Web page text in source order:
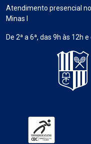
Atendimento presencial
Minas I
De 2ª a 6ª, das 9h às 12h